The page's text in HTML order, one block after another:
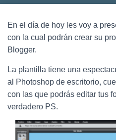
En el día de hoy les voy a
con la cual podrán crear su
Blogger.
La plantilla tiene una
al Photoshop de escritorio,
con las que podrás editar tus
verdadero PS.